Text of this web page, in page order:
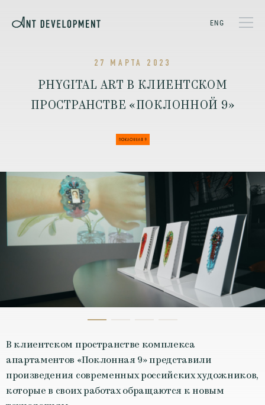
ENG
27 МАРТА 2023
PHYGITAL ART В КЛИЕНТСКОМ
ПРОСТРАНСТВЕ «ПОКЛОННОЙ 9»
В клиентском пространстве комплекса
апартаментов «Поклонная 9» представили
произведения современных российских художников,
которые в своих работах обращаются к новым